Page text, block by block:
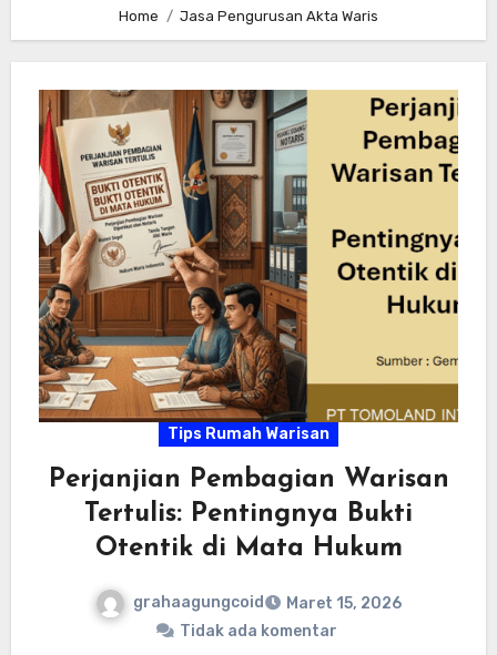
Home Jasa Pengurusan Akta Waris
Tips Rumah Warisan
Perjanjian Pembagian Warisan
Tertulis: Pentingnya Bukti
Otentik di Mata Hukum
grahaagungcoid
Maret 15, 2026
Tidak ada komentar